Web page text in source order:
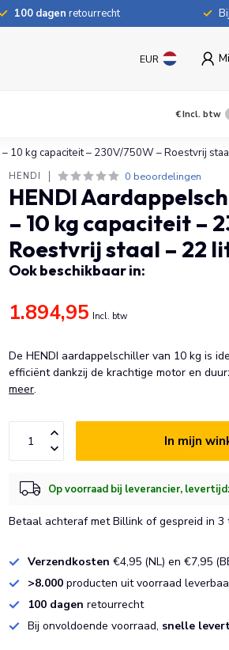
100 dagen retourrecht
EUR
€Incl. btw
10 kg capaciteit – 230V/750W – Roestvrij
HENDI 0 beoordelingen
HENDI
– 10 kg capaciteit –
Roestvrij staal – 22
Ook beschikbaar in:
1.894,95 Incl. btw
De HENDI aardappelschiller van 10 kg is
efficiënt dankzij de krachtige motor en
meer.
In mijn
Op voorraad bij leverancier,
Betaal achteraf met Billink of gespreid in 3
Verzendkosten €4,95 (NL) en €7,95
>8.000 producten uit voorraad
100 dagenretourrecht
Bij onvoldoende voorraad, snelle